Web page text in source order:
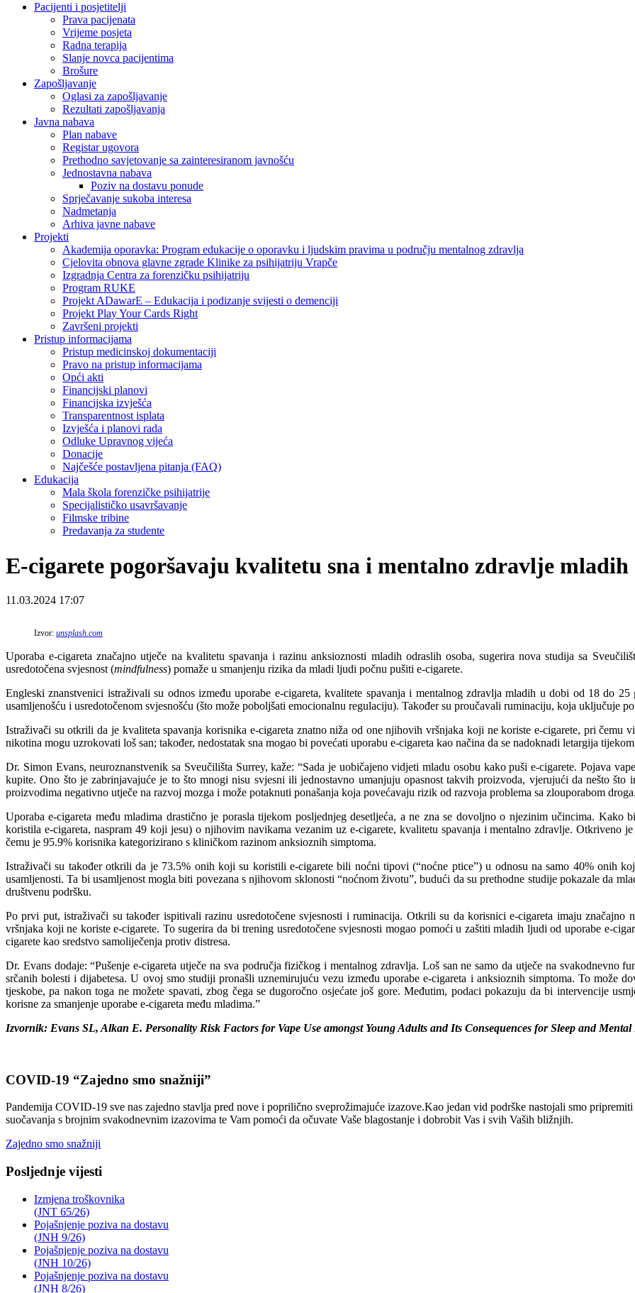
Pacijenti i posjetitelji
Prava pacijenata
Vrijeme posjeta
Radna terapija
Slanje novca pacijentima
Brošure
Zapošljavanje
Oglasi za zapošljavanje
Rezultati zapošljavanja
Javna nabava
Plan nabave
Registar ugovora
Prethodno savjetovanje sa zainteresiranom javnošću
Jednostavna nabava
Poziv na dostavu ponude
Sprječavanje sukoba interesa
Nadmetanja
Arhiva javne nabave
Projekti
Akademija oporavka: Program edukacije o oporavku i ljudskim pravima u području mentalnog zdravlja
Cjelovita obnova glavne zgrade Klinike za psihijatriju Vrapče
Izgradnja Centra za forenzičku psihijatriju
Program RUKE
Projekt ADawarE – Edukacija i podizanje svijesti o demenciji
Projekt Play Your Cards Right
Završeni projekti
Pristup informacijama
Pristup medicinskoj dokumentaciji
Pravo na pristup informacijama
Opći akti
Financijski planovi
Financijska izvješća
Transparentnost isplata
Izvješća i planovi rada
Odluke Upravnog vijeća
Donacije
Najčešće postavljena pitanja (FAQ)
Edukacija
Mala škola forenzičke psihijatrije
Specijalističko usavršavanje
Filmske tribine
Predavanja za studente
E-cigarete pogoršavaju kvalitetu sna i mentalno zdravlje mladih
11.03.2024 17:07
Izvor: unsplash.com
Uporaba e-cigareta značajno utječe na kvalitetu spavanja i razinu anksioznosti mladih odraslih osoba, sugerira nova studija sa
usredotočena svjesnost (mindfulness) pomaže u smanjenju rizika da mladi ljudi počnu pušiti e-cigarete.
Engleski znanstvenici istraživali su odnos između uporabe e-cigareta, kvalitete spavanja i mentalnog zdravlja mladih u dobi od 18 do
usamljenošću i usredotočenom svjesnošću (što može poboljšati emocionalnu regulaciju). Također su proučavali ruminaciju, koja uključuje
Istraživači su otkrili da je kvaliteta spavanja korisnika e-cigareta znatno niža od one njihovih vršnjaka koji ne koriste e-cigarete, pri čemu
nikotina mogu uzrokovati loš san; također, nedostatak sna mogao bi povećati uporabu e-cigareta kao načina da se nadoknadi letargija
Dr. Simon Evans, neuroznanstvenik sa Sveučilišta Surrey, kaže: “Sada je uobičajeno vidjeti mladu osobu kako puši e-cigarete. Pojava
kupite. Ono što je zabrinjavajuće je to što mnogi nisu svjesni ili jednostavno umanjuju opasnost takvih proizvoda, vjerujući da nešto što
proizvodima negativno utječe na razvoj mozga i može potaknuti ponašanja koja povećavaju rizik od razvoja problema sa zlouporabom
Uporaba e-cigareta među mladima drastično je porasla tijekom posljednjeg desetljeća, a ne zna se dovoljno o njezinim učincima.
koristila e-cigareta, naspram 49 koji jesu) o njihovim navikama vezanim uz e-cigarete, kvalitetu spavanja i mentalno zdravlje. Otkriveno
čemu je 95.9% korisnika kategorizirano s kliničkom razinom anksioznih simptoma.
Istraživači su također otkrili da je 73.5% onih koji su koristili e-cigarete bili noćni tipovi (“noćne ptice”) u odnosu na samo 40% onih
usamljenosti. Ta bi usamljenost mogla biti povezana s njihovom sklonosti “noćnom životu”, budući da su prethodne studije pokazale da
društvenu podršku.
Po prvi put, istraživači su također ispitivali razinu usredotočene svjesnosti i ruminacija. Otkrili su da korisnici e-cigareta imaju značajno
vršnjaka koji ne koriste e-cigarete. To sugerira da bi trening usredotočene svjesnosti mogao pomoći u zaštiti mladih ljudi od uporabe e-
cigarete kao sredstvo samoliječenja protiv distresa.
Dr. Evans dodaje: “Pušenje e-cigareta utječe na sva područja fizičkog i mentalnog zdravlja. Loš san ne samo da utječe na svakodnevno
srčanih bolesti i dijabetesa. U ovoj smo studiji pronašli uznemirujuću vezu između uporabe e-cigareta i anksioznih simptoma. To može
tjeskobe, pa nakon toga ne možete spavati, zbog čega se dugoročno osjećate još gore. Međutim, podaci pokazuju da bi intervencije
korisne za smanjenje uporabe e-cigareta među mladima.”
Izvornik: Evans SL, Alkan E. Personality Risk Factors for Vape Use amongst Young Adults and Its Consequences for Sleep and
COVID-19 “Zajedno smo snažniji”
Pandemija COVID-19 sve nas zajedno stavlja pred nove i poprilično sveprožimajuće izazove.Kao jedan vid podrške nastojali smo
suočavanja s brojnim svakodnevnim izazovima te Vam pomoći da očuvate Vaše blagostanje i dobrobit Vas i svih Vaših bližnjih.
Zajedno smo snažniji
Posljednje vijesti
Izmjena troškovnika
(JNT 65/26)
Pojašnjenje poziva na dostavu
(JNH 9/26)
Pojašnjenje poziva na dostavu
(JNH 10/26)
Pojašnjenje poziva na dostavu
(JNH 8/26)